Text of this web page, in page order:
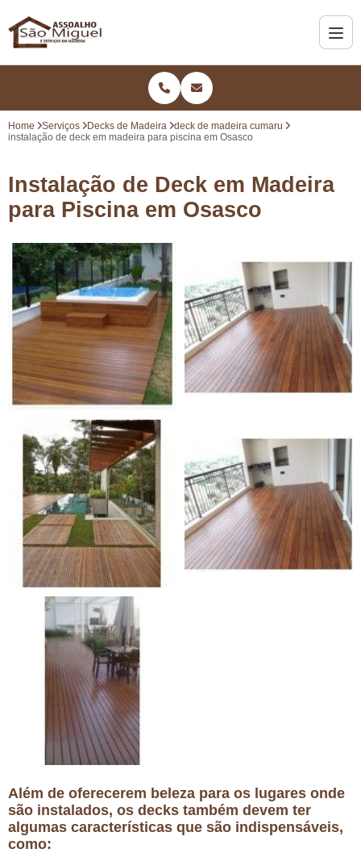
Home Serviços Decks de Madeira
deck de madeira cumaru
instalação de deck em madeira para piscina em Osasco
Instalação de Deck em Madeira
para Piscina em Osasco
Além de oferecerem beleza para os lugares onde
são instalados, os decks também devem ter
algumas características que são indispensáveis,
como: